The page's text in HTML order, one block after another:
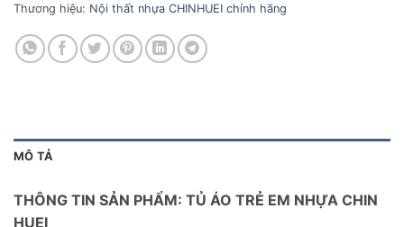
Thương hiệu: Nội thất nhựa CHINHUEI chính hãng
MÔ TẢ
THÔNG TIN SẢN PHẨM: TỦ ÁO TRẺ EM NHỰA CHIN
HUEI